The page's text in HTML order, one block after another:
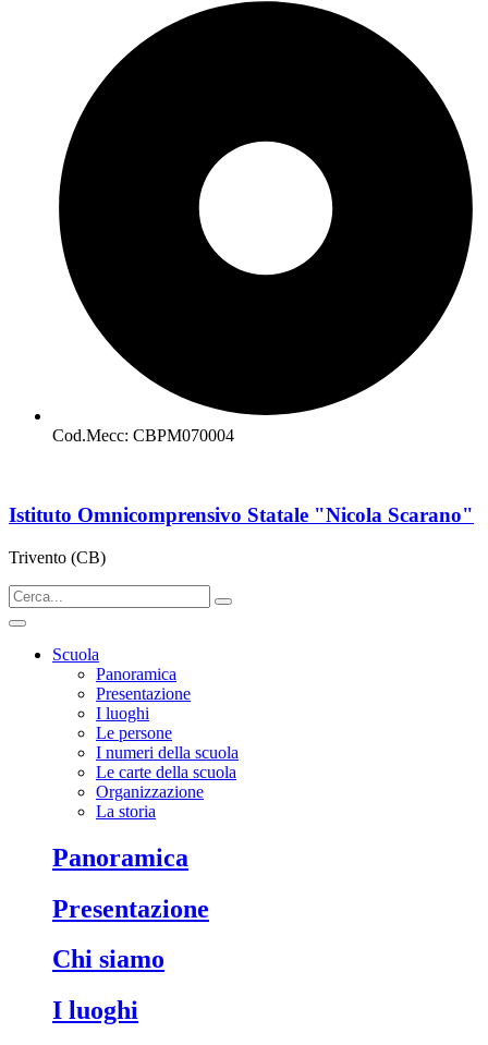
Cod.Mecc: CBPM070004
Istituto Omnicomprensivo Statale "Nicola Scarano"
Trivento (CB)
Scuola
Panoramica
Presentazione
I luoghi
Le persone
I numeri della scuola
Le carte della scuola
Organizzazione
La storia
Panoramica
Presentazione
Chi siamo
I luoghi